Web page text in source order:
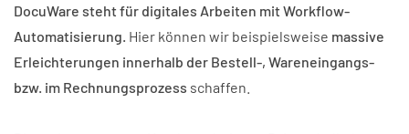
DocuWare steht für digitales Arbeiten mit Workflow-
Automatisierung. Hier können wir beispielsweise massive
Erleichterungen innerhalb der Bestell-, Wareneingangs-
bzw. im Rechnungsprozess schaffen.